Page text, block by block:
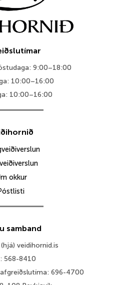
9:00–18:00
10:00–16:00
10:00–16:00
okkur
samband
veidihornid.is
568-8410
696-4700